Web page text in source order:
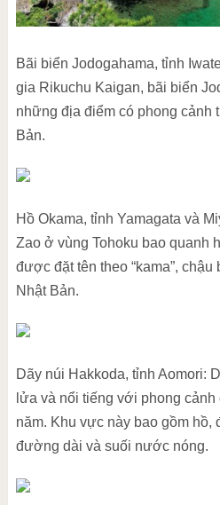
Bãi biển Jodogahama, tỉnh
gia Rikuchu Kaigan, bãi biển
những địa điểm có phong cảnh
Bản.
Hồ Okama, tỉnh Yamagata và
Zao ở vùng Tohoku bao quanh
được đặt tên theo “kama”,
Nhật Bản.
Dãy núi Hakkoda, tỉnh Aomori:
lửa và nổi tiếng với phong
năm. Khu vực này bao gồm hồ,
đường dài và suối nước nóng.